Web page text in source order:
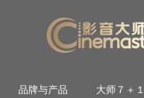
品牌与产品 大师７＋１